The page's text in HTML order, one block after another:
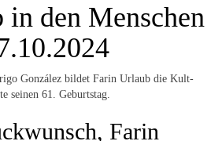
den Menschen
González bildet Farin Urlaub die Kult-
seinen 61. Geburtstag.
Farin